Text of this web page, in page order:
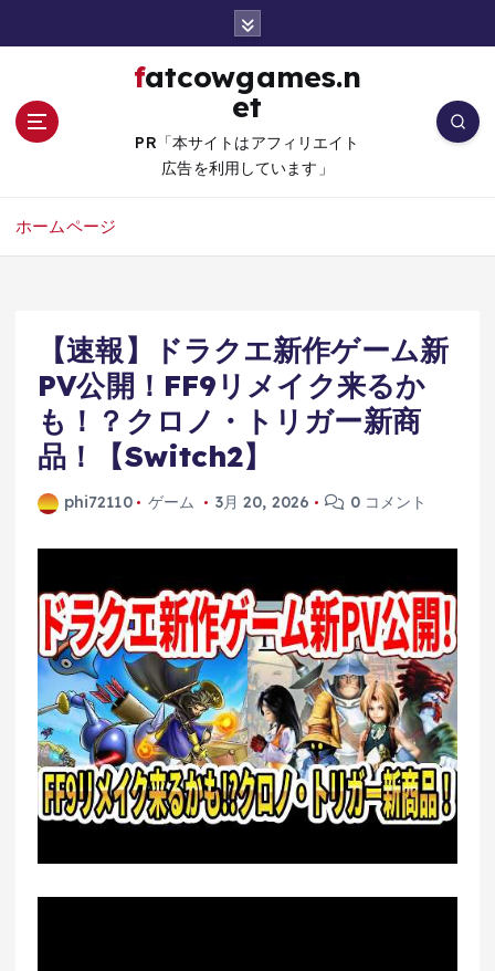
fatcowgames.n
et
PR「本サイトはアフィリエイト
広告を利用しています」
ホームページ
【速報】ドラクエ新作ゲーム新
PV公開！FF9リメイク来るか
も！？クロノ・トリガー新商
品！【Switch2】
phi72110 ゲーム 3月 20, 2026 0 コメント